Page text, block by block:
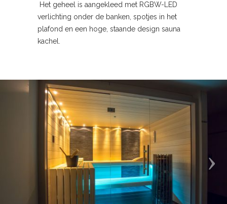
Het geheel is aangekleed met RGBW-LED
verlichting onder de banken, spotjes in het
plafond en een hoge, staande design sauna
kachel.